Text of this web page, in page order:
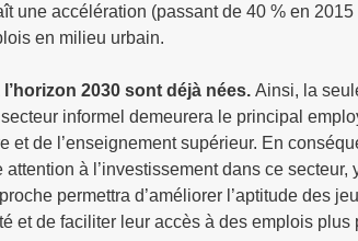
une accélération (passant de 40 % en 2015
en milieu urbain.
2030 sont déjà nées. Ainsi, la
informel demeurera le principal
de l’enseignement supérieur. En
à l’investissement dans ce secteur,
permettra d’améliorer l’aptitude des
et de faciliter leur accès à des emplois plus